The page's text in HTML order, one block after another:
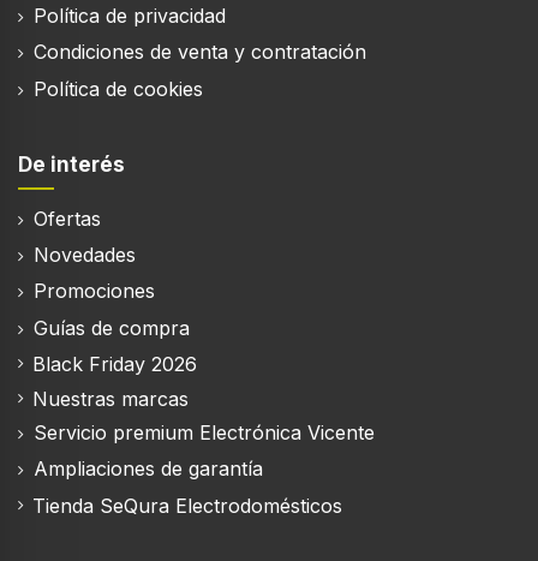
Negro
Color de la puerta
Negro
Funciones y programas de cocina
Política de privacidad
Condiciones de venta y contratación
Política de cookies
De interés
Ofertas
Novedades
Promociones
Guías de compra
Black Friday 2026
Nuestras marcas
Servicio premium Electrónica Vicente
Ampliaciones de garantía
Tienda SeQura Electrodomésticos